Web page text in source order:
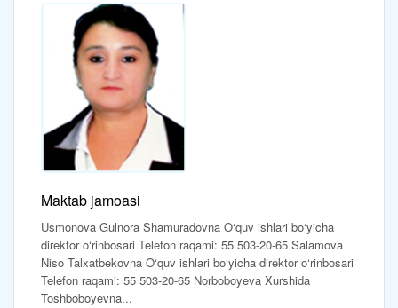
Maktab jamoasi
Usmonova Gulnora Shamuradovna O‘quv ishlari bo‘yicha
direktor o‘rinbosari Telefon raqami: 55 503-20-65 Salamova
Niso Talxatbekovna O‘quv ishlari bo‘yicha direktor o‘rinbosari
Telefon raqami: 55 503-20-65 Norboboyeva Xurshida
Toshboboyevna...